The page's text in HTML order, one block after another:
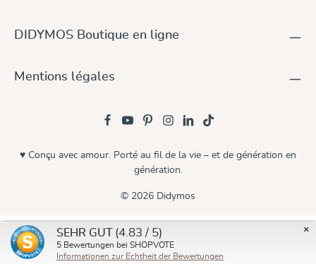
DIDYMOS Boutique en ligne
Mentions légales
© 2026 Didymos
♥ Conçu avec amour. Porté au fil de la vie – et de génération en
génération.
×
SEHR GUT (4.83 / 5)
5 Bewertungen bei SHOPVOTE
Informationen zur Echtheit der Bewertungen